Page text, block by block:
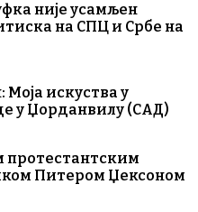
није усамљен
на СПЦ и Србе на
Моја искуства у
у Џорданвилу (САД)
протестантским
Питером Џексоном